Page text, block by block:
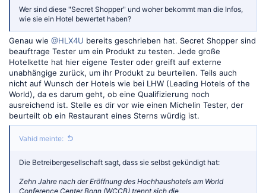
Wer sind diese "Secret Shopper" und woher bekommt man die Infos,
wie sie ein Hotel bewertet haben?
Genau wie @HLX4U bereits geschrieben hat. Secret Shopper sind
beauftrage Tester um ein Produkt zu testen. Jede große
Hotelkette hat hier eigene Tester oder greift auf externe
unabhängige zurück, um ihr Produkt zu beurteilen. Teils auch
nicht auf Wunsch der Hotels wie bei LHW (Leading Hotels of the
World), da es darum geht, ob eine Qualifizierung noch
ausreichend ist. Stelle es dir vor wie einen Michelin Tester, der
beurteilt ob ein Restaurant eines Sterns würdig ist.
Vahid meinte:
Die Betreibergesellschaft sagt, dass sie selbst gekündigt hat:
Zehn Jahre nach der Eröffnung des Hochhaushotels am World
Conference Center Bonn (WCCB) trennt sich die